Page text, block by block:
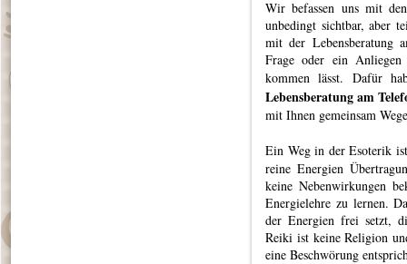
Wir befassen uns mit
unbedingt sichtbar, aber
mit der Lebensberatung
Frage oder ein
kommen lässt. Dafür
Lebensberatung am
mit Ihnen gemeinsam
Ein Weg in der Esoterik
reine Energien
keine Nebenwirkungen
Energielehre zu lernen.
der Energien frei setzt,
Reiki ist keine Religion
eine Beschwörung